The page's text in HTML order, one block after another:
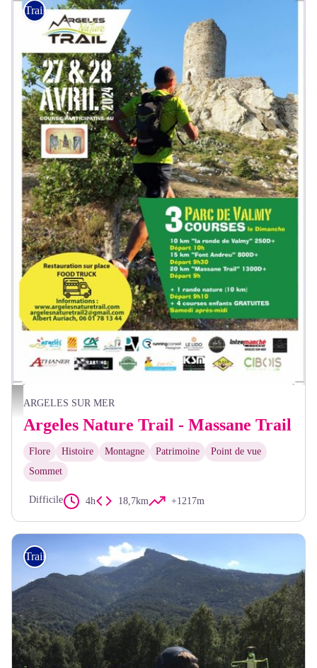
ANT2024
Trail
ARGELES SUR MER
Argeles Nature Trail - Massane Trail
Flore Histoire Montagne Patrimoine
Point de vue
Sommet
Difficile 4h 18,7km +1217m
Trail